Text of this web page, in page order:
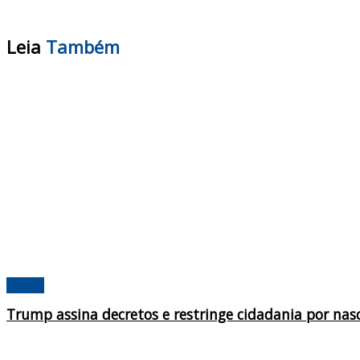
Leia Também
Trump assina decretos e restringe cidadania por